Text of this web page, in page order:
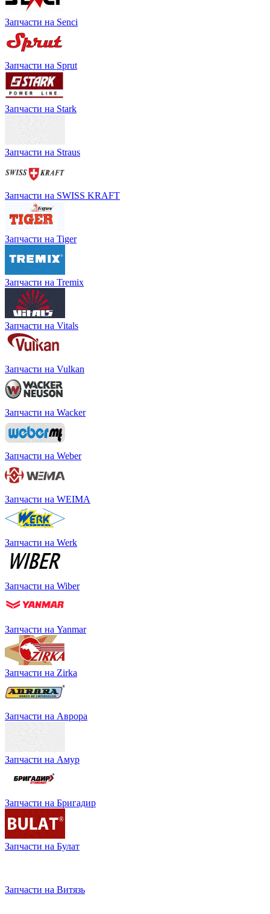
Запчасти на Senci
Запчасти на Sprut
Запчасти на Stark
Запчасти на Straus
Запчасти на SWISS KRAFT
Запчасти на Tiger
Запчасти на Tremix
Запчасти на Vitals
Запчасти на Vulkan
Запчасти на Wacker
Запчасти на Weber
Запчасти на WEIMA
Запчасти на Werk
Запчасти на Wiber
Запчасти на Yanmar
Запчасти на Zirka
Запчасти на Аврора
Запчасти на Амур
Запчасти на Бригадир
Запчасти на Булат
Запчасти на Витязь